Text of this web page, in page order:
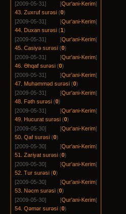
[2009-05-31]
[Qur'ani-Kerim]
43. Zuxruf surəsi (0)
[2009-05-31]
[Qur'ani-Kerim]
44. Duxan surəsi (1)
[2009-05-31]
[Qur'ani-Kerim]
45. Casiyə surəsi (0)
[2009-05-31]
[Qur'ani-Kerim]
46. Əhqaf surəsi (0)
[2009-05-31]
[Qur'ani-Kerim]
47. Muhəmməd surəsi (0)
[2009-05-31]
[Qur'ani-Kerim]
48. Fəth surəsi (0)
[2009-05-31]
[Qur'ani-Kerim]
49. Hucurat surəsi (0)
[2009-05-30]
[Qur'ani-Kerim]
50. Qaf surəsi (0)
[2009-05-30]
[Qur'ani-Kerim]
51. Zariyat surəsi (0)
[2009-05-30]
[Qur'ani-Kerim]
52. Tur surəsi (0)
[2009-05-30]
[Qur'ani-Kerim]
53. Nəcm surəsi (0)
[2009-05-30]
[Qur'ani-Kerim]
54. Qəmər surəsi (0)